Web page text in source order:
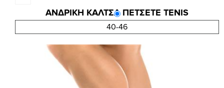
40-46
ΑΝΔΡΙΚΗ ΚΑΛΤΣΑ ΠΕΤΣΕΤΕ TENIS
3,50 € 2,63 €